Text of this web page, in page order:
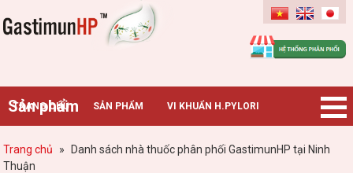
Gastimunhp
Sản phẩm
TRANG CHỦ SẢN PHẨM VI KHUẨN H.PYLORI
BỆNH DẠ DÀY TIN TỨC – SỰ KIỆN HƯỚNG DẪN MUA HÀNG
Trang chủ »
Danh sách nhà thuốc phân phối GastimunHP tại Ninh
Thuận